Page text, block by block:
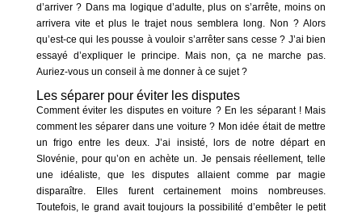
d’arriver ? Dans ma logique d’adulte, plus on s’arrête, moins on
arrivera vite et plus le trajet nous semblera long. Non ? Alors
qu’est-ce qui les pousse à vouloir s’arrêter sans cesse ? J’ai bien
essayé d’expliquer le principe. Mais non, ça ne marche pas.
Auriez-vous un conseil à me donner à ce sujet ?
Les séparer pour éviter les disputes
Comment éviter les disputes en voiture ? En les séparant ! Mais
comment les séparer dans une voiture ? Mon idée était de mettre
un frigo entre les deux. J’ai insisté, lors de notre départ en
Slovénie, pour qu’on en achète un. Je pensais réellement, telle
une idéaliste, que les disputes allaient comme par magie
disparaître. Elles furent certainement moins nombreuses.
Toutefois, le grand avait toujours la possibilité d’embêter le petit